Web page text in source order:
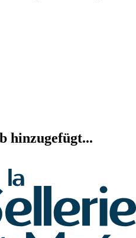
hinzugefügt...